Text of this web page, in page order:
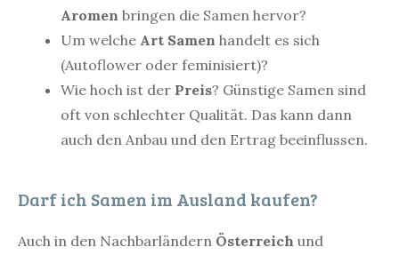
Aromen bringen die Samen hervor?
Um welche Art Samen handelt es sich
(Autoflower oder feminisiert)?
Wie hoch ist der Preis? Günstige Samen sind
oft von schlechter Qualität. Das kann dann
auch den Anbau und den Ertrag beeinflussen.
Darf ich Samen im Ausland kaufen?
Auch in den Nachbarländern Österreich und